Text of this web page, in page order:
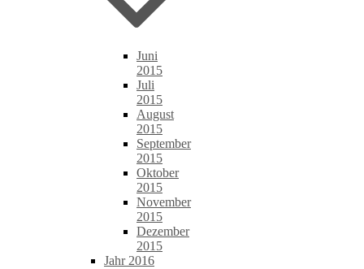
Juni
2015
Juli
2015
August
2015
September
2015
Oktober
2015
November
2015
Dezember
2015
Jahr 2016